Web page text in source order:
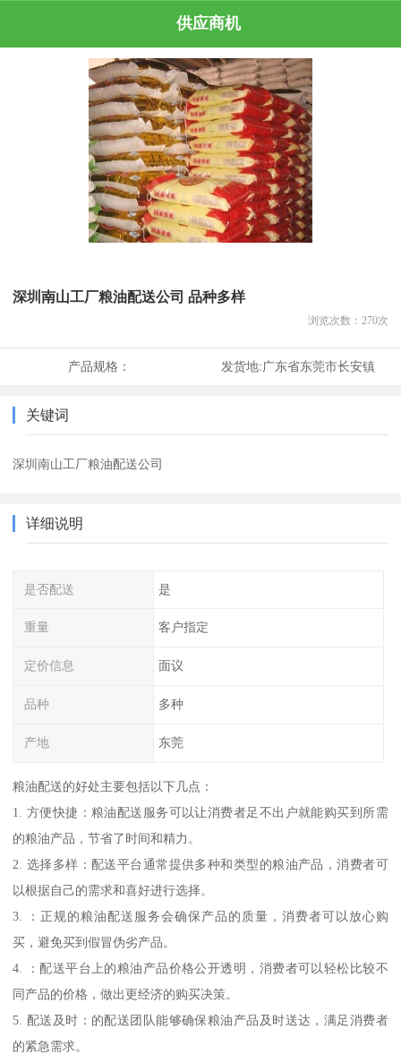
供应商机
深圳南山工厂粮油配送公司 品种多样
浏览次数： 270次
产品规格： 发货地:广东省东莞市长安镇
关键词
深圳南山工厂粮油配送公司
详细说明
是否配送 是
重量 客户指定
定价信息 面议
品种 多种
产地 东莞
粮油配送的好处主要包括以下几点：
1. 方便快捷：粮油配送服务可以让消费者足不出户就能购买到所需
的粮油产品，节省了时间和精力。
2. 选择多样：配送平台通常提供多种和类型的粮油产品，消费者可
以根据自己的需求和喜好进行选择。
3. ：正规的粮油配送服务会确保产品的质量，消费者可以放心购
买，避免买到假冒伪劣产品。
4. ：配送平台上的粮油产品价格公开透明，消费者可以轻松比较不
同产品的价格，做出更经济的购买决策。
5. 配送及时：的配送团队能够确保粮油产品及时送达，满足消费者
的紧急需求。